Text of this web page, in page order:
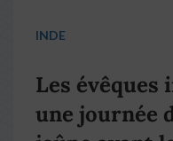
INDE
Les évêques
une journée